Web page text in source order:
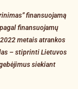
finansuojamą
finansuojamų
metais atrankos
– stiprinti Lietuvos
siekiant